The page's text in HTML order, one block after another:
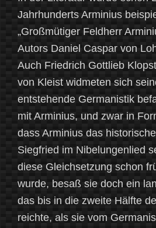
Jahrhunderts Arminius
„Großmütiger Feldherr
Autors Daniel Caspar von
Auch Friedrich Gottlieb
von Kleist widmeten sich
entstehende Germanistik
mit Arminius, und zwar in
dass Arminius das
Siegfried im Nibelungenlied
diese Gleichsetzung schon
wurde, besaß sie doch ein
das bis in die zweite Hälfte
reichte, als sie vom